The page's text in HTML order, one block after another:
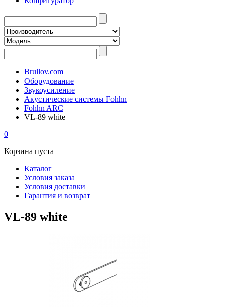
Brullov.com
Оборудование
Звукоусиление
Акустические системы Fohhn
Fohhn ARC
VL-89 white
0
Корзина пуста
Каталог
Условия заказа
Условия доставки
Гарантия и возврат
VL-89 white